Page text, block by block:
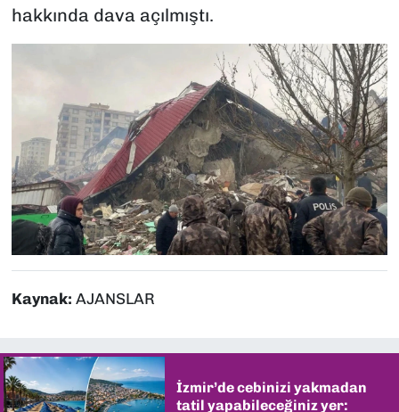
hakkında dava açılmıştı.
Kaynak: AJANSLAR
İzmir’de cebinizi yakmadan
tatil yapabileceğiniz yer: